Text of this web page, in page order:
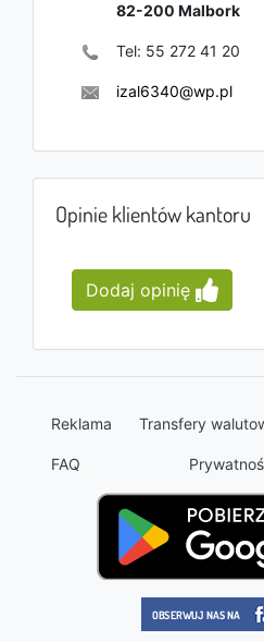
82-200 Malbork
Tel: 55 272 41 20
izal6340@wp.pl
Opinie klientów kantoru
Dodaj opinię
Reklama Transfery
FAQ